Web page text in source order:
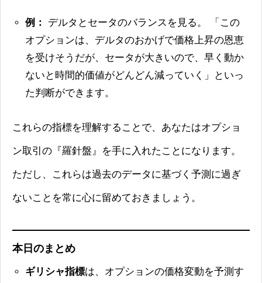
例：
デルタとセータのバランスを見る。 「この
オプションは、デルタのおかげで価格上昇の恩恵
を受けそうだが、セータが大きいので、早く動か
ないと時間的価値がどんどん減っていく」といっ
た判断ができます。
これらの指標を理解することで、あなたはオプショ
ン取引の『羅針盤』を手に入れたことになります。
ただし、これらは過去のデータに基づく予測に過ぎ
ないことを常に心に留めておきましょう。
本日のまとめ
ギリシャ指標は、オプションの価格変動を予測す